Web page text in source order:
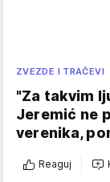
ZVEZDE I TRAČEVI
"Za takvim
Jeremić ne
verenika,
Reaguj